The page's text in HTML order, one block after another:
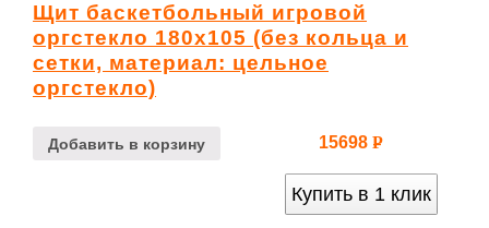
Щит баскетбольный игровой
оргстекло 180х105 (без кольца и
сетки, материал: цельное
оргстекло)
Добавить в корзину 15698 Р
Купить в 1 клик